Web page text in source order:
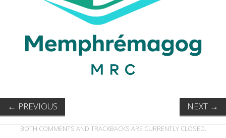
← PREVIOUS NEXT →
BOTH COMMENTS AND TRACKBACKS ARE CURRENTLY CLOSED.